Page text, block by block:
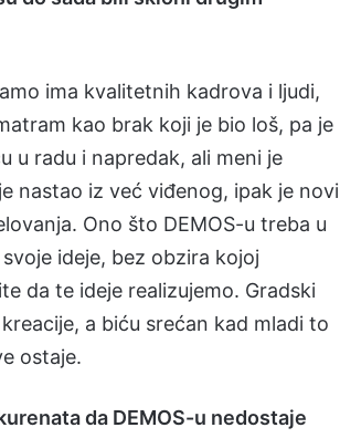
ima kvalitetnih kadrova i ljudi,
kao brak koji je bio loš, pa je
u radu i napredak, ali meni je
nastao iz već viđenog, ipak je novi
Ono što DEMOS-u treba u
ideje, bez obzira kojoj
da te ideje realizujemo. Gradski
a biću srećan kad mladi to
ostaje.
da DEMOS-u nedostaje